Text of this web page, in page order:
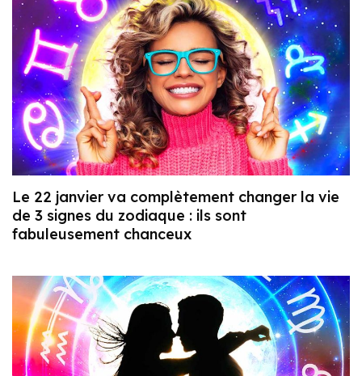
Le 22 janvier va complètement changer la vie
de 3 signes du zodiaque : ils sont
fabuleusement chanceux